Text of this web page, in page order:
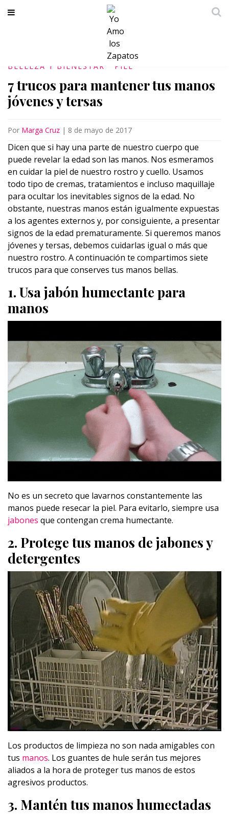
BELLEZA Y BIENESTAR PIEL
7 trucos para mantener tus manos
jóvenes y tersas
Por Marga Cruz | 8 de mayo de 2017
Dicen que si hay una parte de nuestro cuerpo que
puede revelar la edad son las manos. Nos esmeramos
en cuidar la piel de nuestro rostro y cuello. Usamos
todo tipo de cremas, tratamientos e incluso maquillaje
para ocultar los inevitables signos de la edad. No
obstante, nuestras manos están igualmente expuestas
a los agentes externos y, por consiguiente, a presentar
signos de la edad prematuramente. Si queremos manos
jóvenes y tersas, debemos cuidarlas igual o más que
nuestro rostro. A continuación te compartimos siete
trucos para que conserves tus manos bellas.
1. Usa jabón humectante para
manos
No es un secreto que lavarnos constantemente las
manos puede resecar la piel. Para evitarlo, siempre usa
jabones que contengan crema humectante.
2. Protege tus manos de jabones y
detergentes
Los productos de limpieza no son nada amigables con
tus manos. Los guantes de hule serán tus mejores
aliados a la hora de proteger tus manos de estos
agresivos productos.
3. Mantén tus manos humectadas